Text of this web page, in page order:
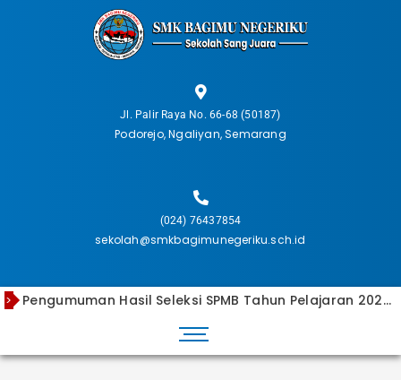
Jl. Palir Raya No. 66-68 (50187)
Podorejo, Ngaliyan, Semarang
(024) 76437854
sekolah@smkbagimunegeriku.sch.id
>
Pengumuman Hasil Seleksi SPMB Tahun Pelajaran 2026/2027 Luar Pulau Jawa
Laporan Rekapitulasi Dana BOS Tahap 2 Tahun 2025